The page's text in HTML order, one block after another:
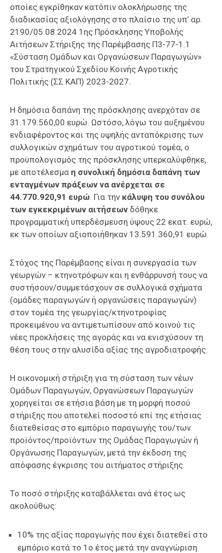
οποίες εγκρίθηκαν κατόπιν ολοκλήρωσης της
διαδικασίας αξιολόγησης στο πλαίσιο της υπ’ αρ.
2190/05.08.2024 1ης Πρόσκλησης Υποβολής
Αιτήσεων Στήριξης της Παρέμβασης Π3-77-1.1
«Σύσταση Ομάδων και Οργανώσεων Παραγωγών»
του Στρατηγικού Σχεδίου Κοινής Αγροτικής
Πολιτικής (ΣΣ ΚΑΠ) 2023-2027.
Η δημόσια δαπάνη της πρόσκλησης ανερχόταν σε
31.179.560,00 ευρώ. Ωστόσο, λόγω του αυξημένου
ενδιαφέροντος και της υψηλής ανταπόκρισης των
συλλογικών σχημάτων του αγροτικού τομέα, ο
προϋπολογισμός της πρόσκλησης υπερκαλύφθηκε,
με αποτέλεσμα η συνολική δημόσια δαπάνη των
ενταγμένων πράξεων να ανέρχεται σε
44.770.920,91 ευρώ. Για την κάλυψη του συνόλου
των εγκεκριμένων αιτήσεων δόθηκε
προγραμματική υπερδέσμευση ύψους 22 εκατ. ευρώ,
εκ των οποίων αξιοποιήθηκαν 13.591.360,91 ευρώ.
Στόχος της Παρέμβασης είναι η συνεργασία των
γεωργών – κτηνοτρόφων και η ενθάρρυνσή τους να
συστήσουν/συμμετάσχουν σε συλλογικά σχήματα
(ομάδες παραγωγών ή οργανώσεις παραγωγών)
στον τομέα της γεωργίας/κτηνοτροφίας
προκειμένου να αντιμετωπίσουν από κοινού τις
νέες προκλήσεις της αγοράς και να ενισχύσουν τη
θέση τους στην αλυσίδα αξίας της αγροδιατροφής.
Η οικονομική στήριξη για τη σύσταση των νέων
Ομάδων Παραγωγών, Οργανώσεων Παραγωγών
χορηγείται σε ετήσια βάση με τη μορφή ποσού
στήριξης που αποτελεί ποσοστό επί της ετήσιας
διατεθείσας στο εμπόριο παραγωγής του/των
προϊόντος/προϊόντων της Ομάδας Παραγωγών ή
Οργάνωσης Παραγωγών, μετά την έκδοση της
απόφασης έγκρισης του αιτήματος στήριξης.
Το ποσό στήριξης καταβάλλεται ανά έτος ως
ακολούθως:
10% της αξίας παραγωγής που έχει διατεθεί στο
εμπόριο κατά το 1ο έτος μετά την αναγνώριση